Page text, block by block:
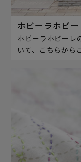
ホビーラホビ
ホビーラホビーレ
いて、こちらから